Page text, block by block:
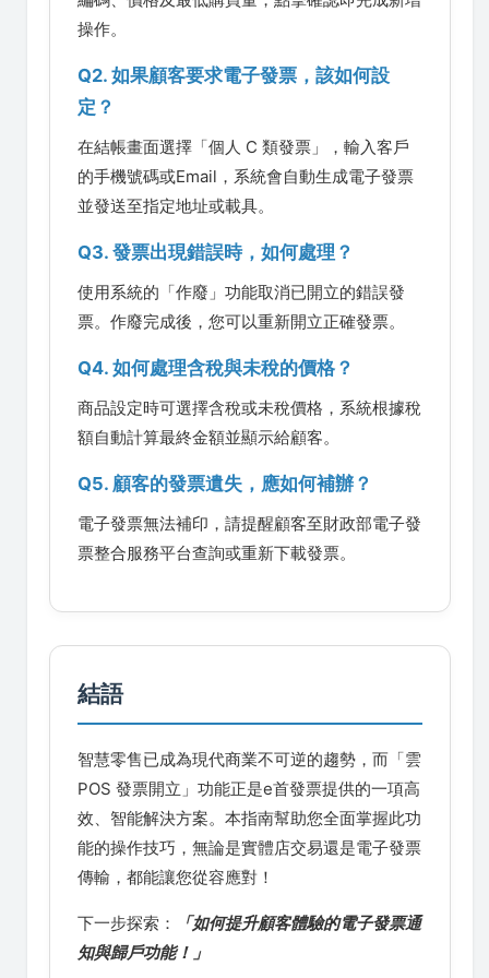
操作。
Q2. 如果顧客要求電子發票，該如何設
定？
在結帳畫面選擇「個人 C 類發票」，輸入客戶
的手機號碼或Email，系統會自動生成電子發票
並發送至指定地址或載具。
Q3. 發票出現錯誤時，如何處理？
使用系統的「作廢」功能取消已開立的錯誤發
票。作廢完成後，您可以重新開立正確發票。
Q4. 如何處理含稅與未稅的價格？
商品設定時可選擇含稅或未稅價格，系統根據稅
額自動計算最終金額並顯示給顧客。
Q5. 顧客的發票遺失，應如何補辦？
電子發票無法補印，請提醒顧客至財政部電子發
票整合服務平台查詢或重新下載發票。
結語
智慧零售已成為現代商業不可逆的趨勢，而「雲
POS 發票開立」功能正是e首發票提供的一項高
效、智能解決方案。本指南幫助您全面掌握此功
能的操作技巧，無論是實體店交易還是電子發票
傳輸，都能讓您從容應對！
下一步探索：
「如何提升顧客體驗的電子發票通
知與歸戶功能！」